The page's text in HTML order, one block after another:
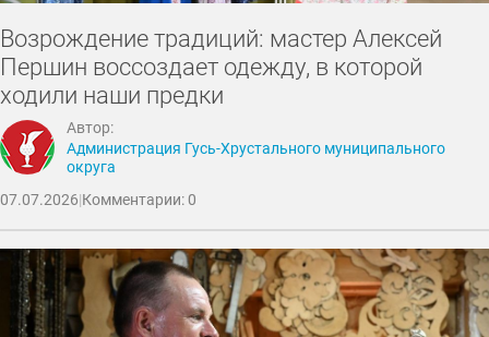
Возрождение традиций: мастер Алексей
Першин воссоздает одежду, в которой
ходили наши предки
Автор:
Администрация Гусь-Хрустального муниципального
округа
07.07.2026|Комментарии: 0